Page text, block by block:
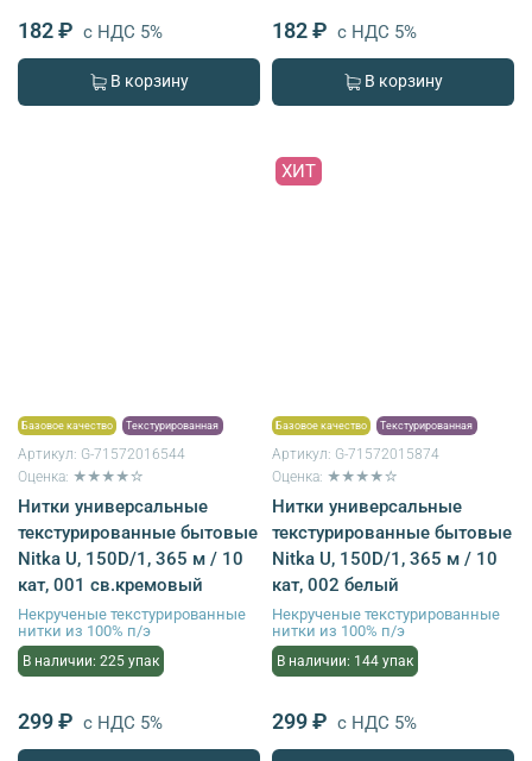
182 ₽ с НДС 5%
В корзину
182 ₽ с НДС 5%
В корзину
Базовое качество Текстурированная
Артикул: G-71572016544
Оценка: ★★★★☆
Нитки универсальные
текстурированные бытовые
Nitka U, 150D/1, 365 м / 10
кат, 001 св.кремовый
Некрученые текстурированные
нитки из 100% п/э
В наличии: 225 упак
299 ₽ с НДС 5%
ХИТ
Базовое качество Текстурированная
Артикул: G-71572015874
Оценка: ★★★★☆
Нитки универсальные
текстурированные бытовые
Nitka U, 150D/1, 365 м / 10
кат, 002 белый
Некрученые текстурированные
нитки из 100% п/э
В наличии: 144 упак
299 ₽ с НДС 5%